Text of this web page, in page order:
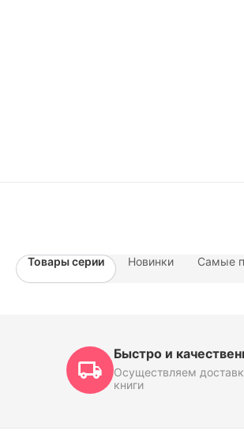
Товары серии Новинки Самые
Быстро и
Осуществляем
книги